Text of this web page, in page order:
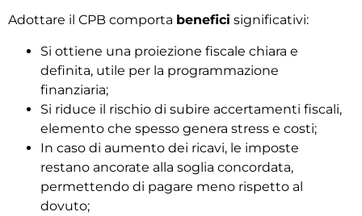
Adottare il CPB comporta benefici significativi:
Si ottiene una proiezione fiscale chiara e
definita, utile per la programmazione
finanziaria;
Si riduce il rischio di subire accertamenti fiscali,
elemento che spesso genera stress e costi;
In caso di aumento dei ricavi, le imposte
restano ancorate alla soglia concordata,
permettendo di pagare meno rispetto al
dovuto;